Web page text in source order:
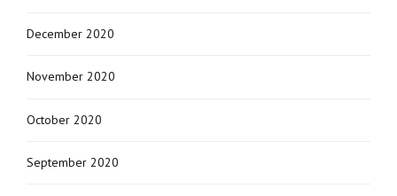
December 2020
November 2020
October 2020
September 2020